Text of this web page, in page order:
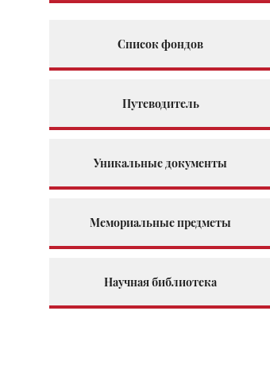
Список фондов
Путеводитель
Уникальные документы
Мемориальные предметы
Научная библиотека